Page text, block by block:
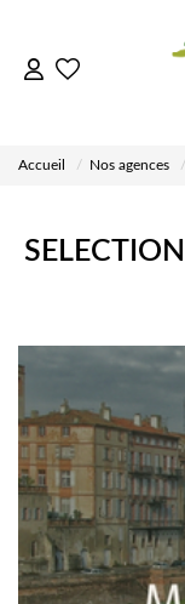
Accueil Nos agences